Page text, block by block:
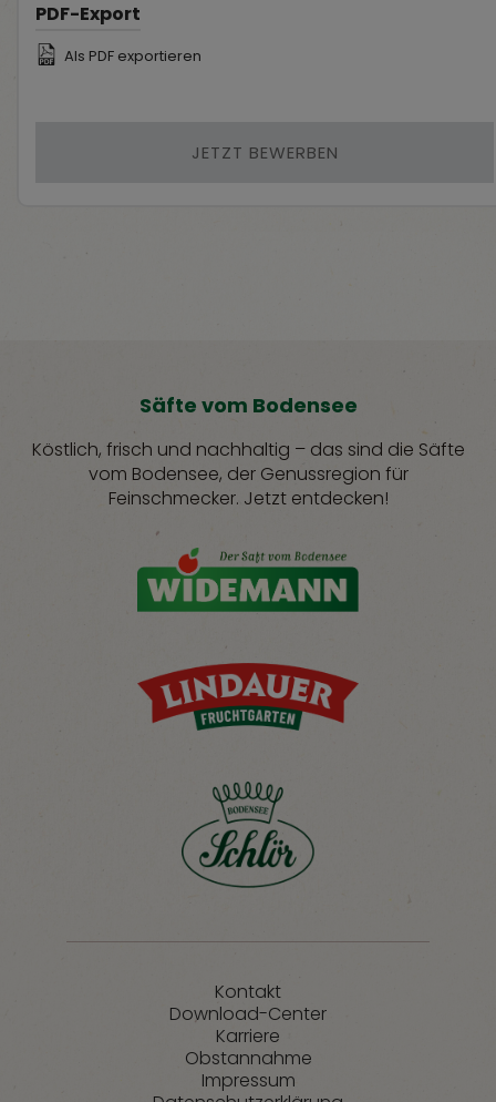
PDF-Export
Als PDF exportieren
JETZT BEWERBEN
Säfte vom Bodensee
Köstlich, frisch und nachhaltig – das sind die Säfte
vom Bodensee, der Genussregion für
Feinschmecker. Jetzt entdecken!
Kontakt
Download-Center
Karriere
Obstannahme
Impressum